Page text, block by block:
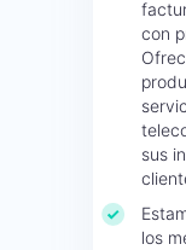
con
sus
los